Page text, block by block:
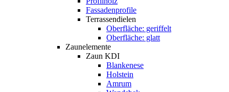
Fassadenprofile
Terrassendielen
Oberfläche: geriffelt
Oberfläche: glatt
Zaunelemente
Zaun KDI
Blankenese
Holstein
Amrum